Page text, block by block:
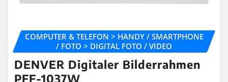
COMPUTER & TELEFON > HANDY / SMARTPHONE
/ FOTO > DIGITAL FOTO / VIDEO
DENVER Digitaler Bilderrahmen
PFF-1037W